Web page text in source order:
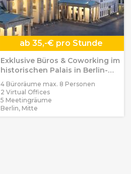
ab 35,-€ pro Stunde
Exklusive Büros & Coworking im
historischen Palais in Berlin-
Mitte
4 Büroräume max. 8 Personen
2 Virtual Offices
5 Meetingräume
Berlin, Mitte